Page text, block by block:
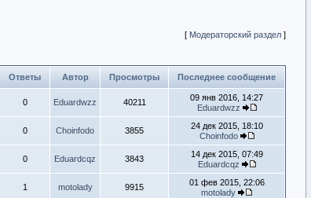
[ Модераторский раздел ]
Ответы Автор Просмотры Последнее сообщение
0 Eduardwzz 40211
09 янв 2016, 14:27
Eduardwzz
0 Choinfodo 3855
24 дек 2015, 18:10
Choinfodo
0 Eduardcqz 3843
14 дек 2015, 07:49
Eduardcqz
1 motolady 9915
01 фев 2015, 22:06
motolady